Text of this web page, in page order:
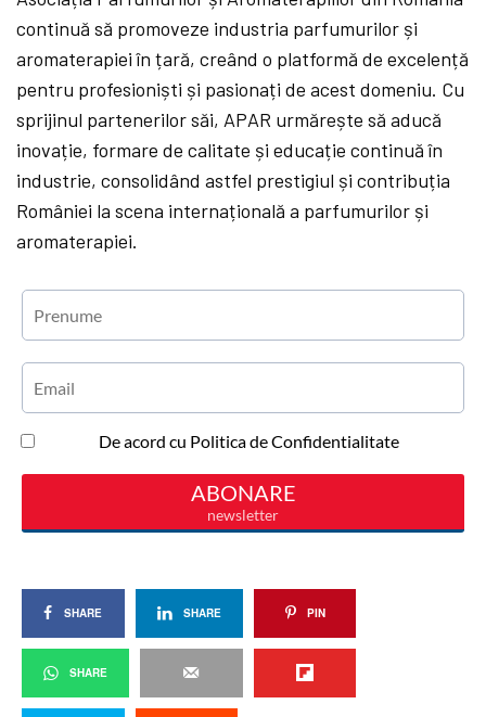
continuă să promoveze industria parfumurilor și
aromaterapiei în țară, creând o platformă de excelență
pentru profesioniști și pasionați de acest domeniu. Cu
sprijinul partenerilor săi, APAR urmărește să aducă
inovație, formare de calitate și educație continuă în
industrie, consolidând astfel prestigiul și contribuția
României la scena internațională a parfumurilor și
aromaterapiei.
SHARE SHARE PIN
SHARE